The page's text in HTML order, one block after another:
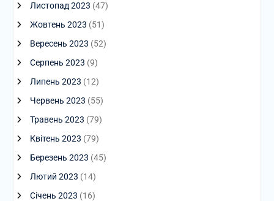
Листопад 2023 (47)
Жовтень 2023 (51)
Вересень 2023 (52)
Серпень 2023 (9)
Липень 2023 (12)
Червень 2023 (55)
Травень 2023 (79)
Квітень 2023 (79)
Березень 2023 (45)
Лютий 2023 (14)
Січень 2023 (16)